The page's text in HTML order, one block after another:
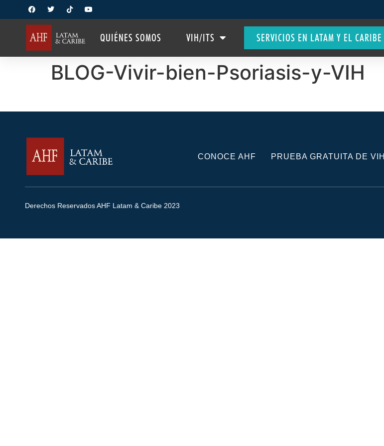
QUIÉNES SOMOS VIH/ITS SERVICIOS EN LATAM Y EL CARIBE
BLOG-Vivir-bien-Psoriasis-y-VIH
CONOCE AHF PRUEBA GRATUITA DE VIH
Derechos Reservados AHF Latam & Caribe 2023